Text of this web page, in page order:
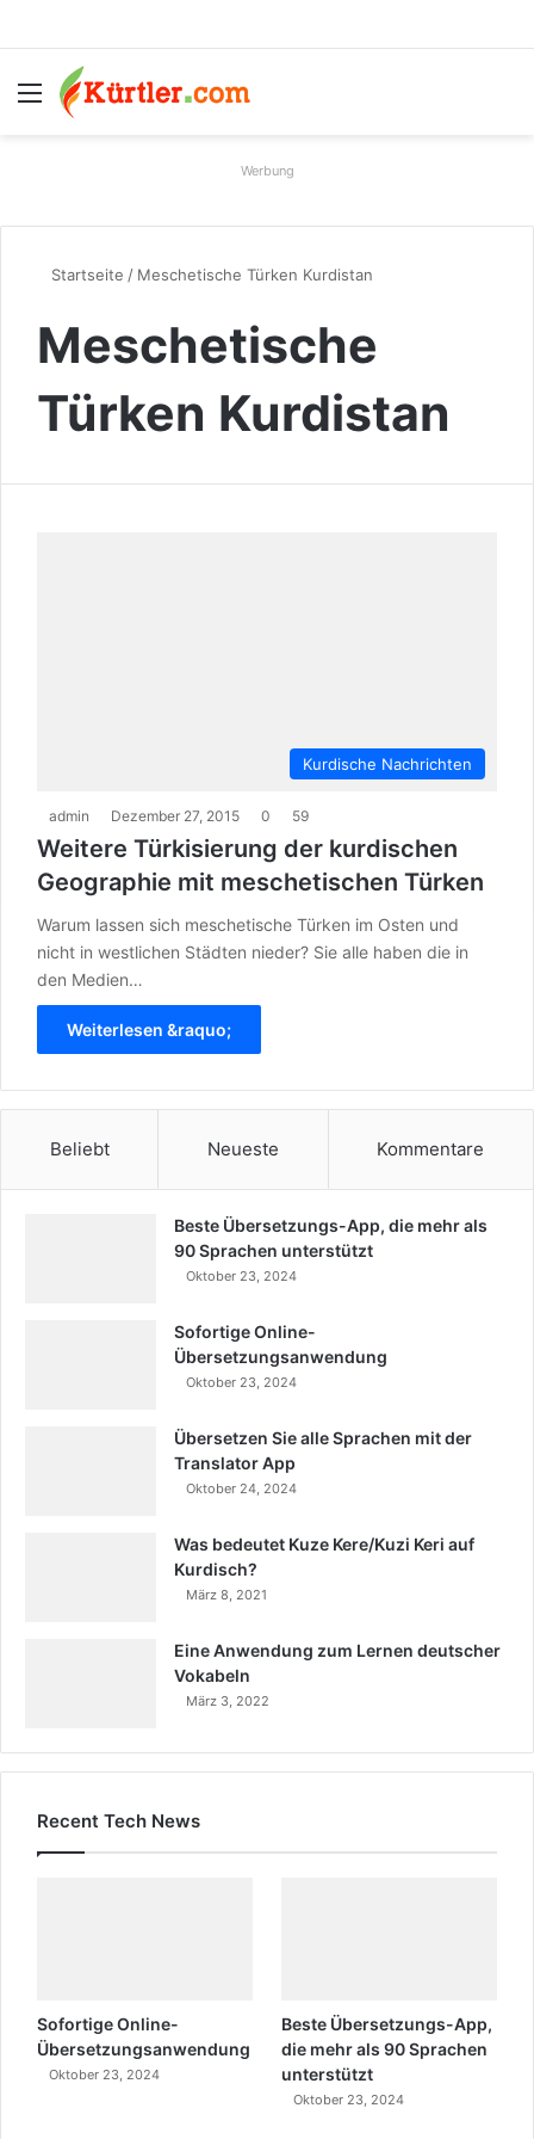
Menü
Werbung
Startseite / Meschetische Türken Kurdistan
Meschetische
Türken Kurdistan
Kurdische Nachrichten
admin Dezember 27, 2015 0 59
Weitere Türkisierung der kurdischen
Geographie mit meschetischen Türken
Warum lassen sich meschetische Türken im Osten und
nicht in westlichen Städten nieder? Sie alle haben die in
den Medien…
Weiterlesen &raquo;
Beliebt Neueste Kommentare
Beste Übersetzungs-App, die mehr als
90 Sprachen unterstützt
Oktober 23, 2024
Sofortige Online-
Übersetzungsanwendung
Oktober 23, 2024
Übersetzen Sie alle Sprachen mit der
Translator App
Oktober 24, 2024
Was bedeutet Kuze Kere/Kuzi Keri auf
Kurdisch?
März 8, 2021
Eine Anwendung zum Lernen deutscher
Vokabeln
März 3, 2022
Recent Tech News
Sofortige Online-
Übersetzungsanwendung
Oktober 23, 2024
Beste Übersetzungs-App,
die mehr als 90 Sprachen
unterstützt
Oktober 23, 2024